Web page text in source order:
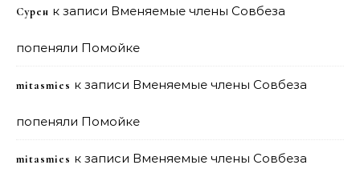
Сурен к записи Вменяемые члены Совбеза
попеняли Помойке
mitasmies к записи Вменяемые члены Совбеза
попеняли Помойке
mitasmies к записи Вменяемые члены Совбеза